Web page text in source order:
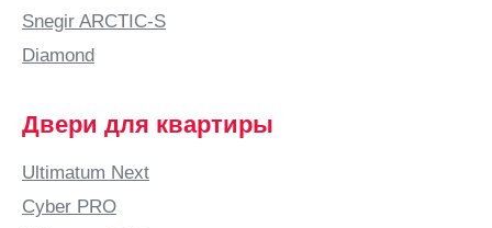
Snegir ARCTIC-S
Diamond
Двери для квартиры
Ultimatum Next
Cyber PRO